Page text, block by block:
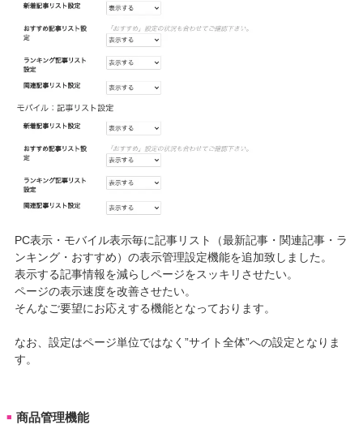
PC表示・モバイル表示毎に記事リスト（最新記事・関連記事・ラ
ンキング・おすすめ）の表示管理設定機能を追加致しました。
表示する記事情報を減らしページをスッキリさせたい。
ページの表示速度を改善させたい。
そんなご要望にお応えする機能となっております。
なお、設定はページ単位ではなく”サイト全体”への設定となりま
す。
■ 商品管理機能